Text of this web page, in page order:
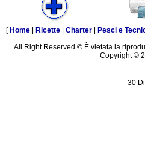
[ Home Ricette Charter Pesci e
All Right Reserved © È vietata la
Copyright ©
30